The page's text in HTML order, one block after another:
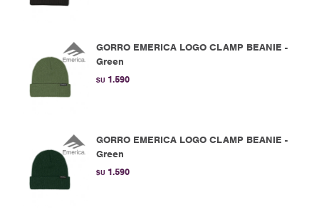
GORRO EMERICA LOGO CLAMP BEANIE -
Green
$U 1.590
GORRO EMERICA LOGO CLAMP BEANIE -
Green
$U 1.590